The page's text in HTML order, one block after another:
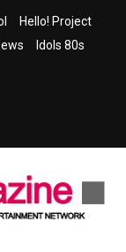
Hello! Project
Idols 80s